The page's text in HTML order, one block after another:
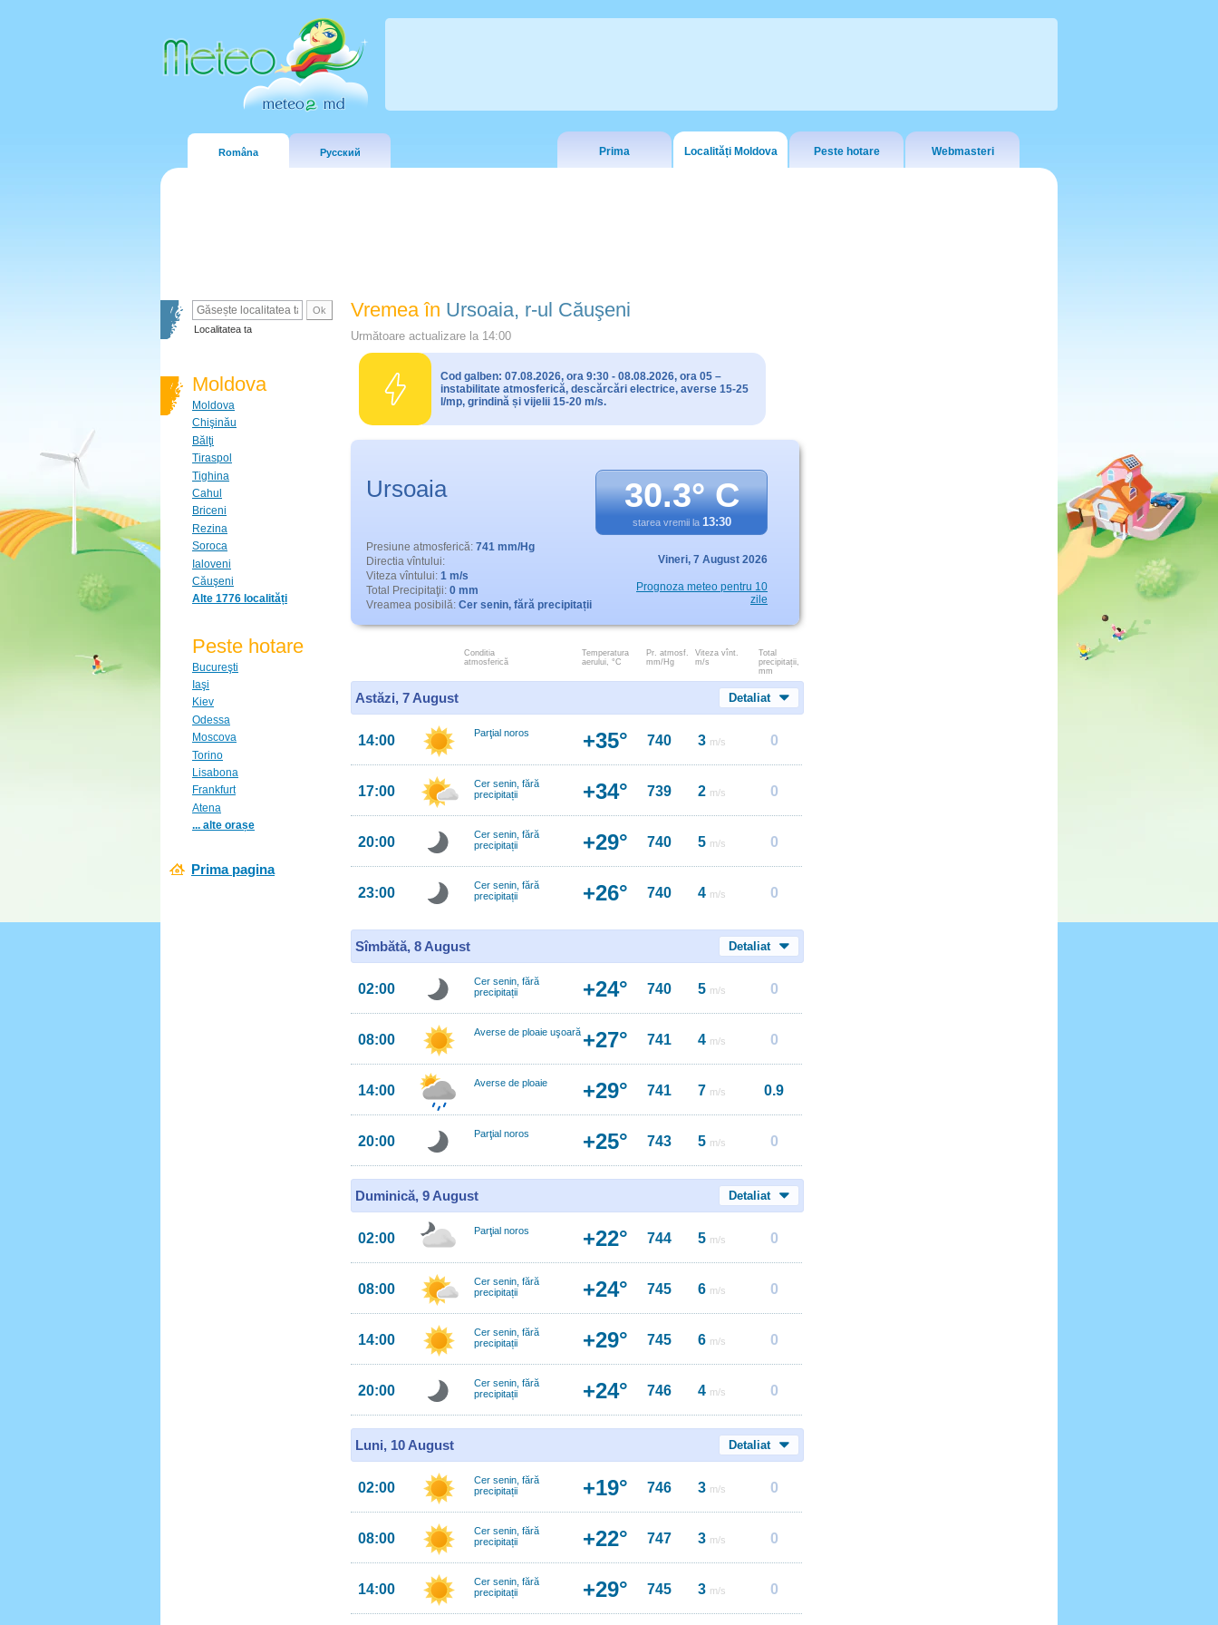
Româna Русский Prima Localități Moldova Peste hotare Webmasteri
Localitatea ta
Moldova
Moldova
Chişinău
Bălţi
Tiraspol
Tighina
Cahul
Briceni
Rezina
Soroca
Ialoveni
Căuşeni
Alte 1776 localități
Peste hotare
Bucureşti
Iaşi
Kiev
Odessa
Moscova
Torino
Lisabona
Frankfurt
Atena
... alte orașe
Prima pagina
Vremea în Ursoaia, r-ul Căuşeni
Următoare actualizare la 14:00
Cod galben: 07.08.2026, ora 9:30 - 08.08.2026, ora 05 –
instabilitate atmosferică, descărcări electrice, averse 15-25
l/mp, grindină și vijelii 15-20 m/s.
Ursoaia 30.3° C
starea vremii la 13:30
Presiune atmosferică: 741 mm/Hg
Directia vîntului:
Viteza vîntului: 1 m/s
Total Precipitaţii: 0 mm
Vreamea posibilă: Cer senin, fără precipitații
Vineri, 7 August 2026
Prognoza meteo pentru 10
zile
Conditia
atmosferică
Temperatura
aerului, °C
Pr. atmosf.
mm/Hg
Viteza vînt.
m/s
Total
precipitații,
mm
Astăzi, 7 August Detaliat
14:00 Parţial noros +35° 740 3 m/s 0
17:00
Cer senin, fără
precipitații
+34° 739 2 m/s 0
20:00
Cer senin, fără
precipitații
+29° 740 5 m/s 0
23:00
Cer senin, fără
precipitații
+26° 740 4 m/s 0
Sîmbătă, 8 August Detaliat
02:00
Cer senin, fără
precipitații
+24° 740 5 m/s 0
08:00 Averse de ploaie uşoară +27° 741 4 m/s 0
14:00 Averse de ploaie +29° 741 7 m/s 0.9
20:00 Parţial noros +25° 743 5 m/s 0
Duminică, 9 August Detaliat
02:00 Parţial noros +22° 744 5 m/s 0
08:00
Cer senin, fără
precipitații
+24° 745 6 m/s 0
14:00
Cer senin, fără
precipitații
+29° 745 6 m/s 0
20:00
Cer senin, fără
precipitații
+24° 746 4 m/s 0
Luni, 10 August Detaliat
02:00
Cer senin, fără
precipitații
+19° 746 3 m/s 0
08:00
Cer senin, fără
precipitații
+22° 747 3 m/s 0
14:00
Cer senin, fără
precipitații
+29° 745 3 m/s 0